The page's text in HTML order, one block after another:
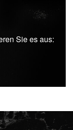
Sie es aus: